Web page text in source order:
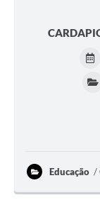
Educação